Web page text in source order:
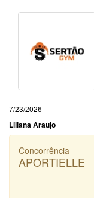
7/23/2026
Liliana Araujo
Concorrência
APORTIELLE